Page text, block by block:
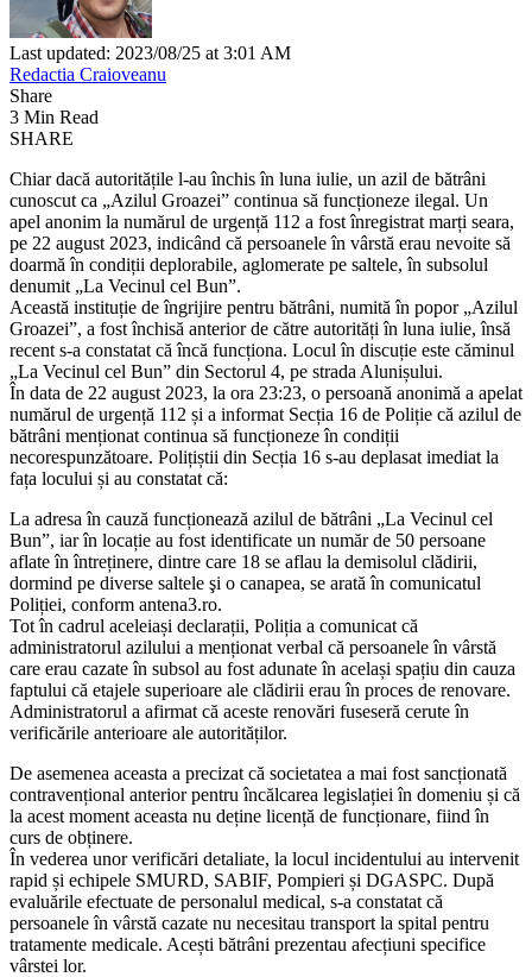
Last updated: 2023/08/25 at 3:01 AM
Redactia Craioveanu
Share
3 Min Read
SHARE
Chiar dacă autoritățile l-au închis în luna iulie, un azil de bătrâni
cunoscut ca „Azilul Groazei” continua să funcționeze ilegal. Un
apel anonim la numărul de urgență 112 a fost înregistrat marți seara,
pe 22 august 2023, indicând că persoanele în vârstă erau nevoite să
doarmă în condiții deplorabile, aglomerate pe saltele, în subsolul
denumit „La Vecinul cel Bun”.
Această instituție de îngrijire pentru bătrâni, numită în popor „Azilul
Groazei”, a fost închisă anterior de către autorități în luna iulie, însă
recent s-a constatat că încă funcționa. Locul în discuție este căminul
„La Vecinul cel Bun” din Sectorul 4, pe strada Alunișului.
În data de 22 august 2023, la ora 23:23, o persoană anonimă a apelat
numărul de urgență 112 și a informat Secția 16 de Poliție că azilul de
bătrâni menționat continua să funcționeze în condiții
necorespunzătoare. Polițiștii din Secția 16 s-au deplasat imediat la
fața locului și au constatat că:
La adresa în cauză funcționează azilul de bătrâni „La Vecinul cel
Bun”, iar în locație au fost identificate un număr de 50 persoane
aflate în întreținere, dintre care 18 se aflau la demisolul clădirii,
dormind pe diverse saltele şi o canapea, se arată în comunicatul
Poliției, conform antena3.ro.
Tot în cadrul aceleiași declarații, Poliția a comunicat că
administratorul azilului a menționat verbal că persoanele în vârstă
care erau cazate în subsol au fost adunate în același spațiu din cauza
faptului că etajele superioare ale clădirii erau în proces de renovare.
Administratorul a afirmat că aceste renovări fuseseră cerute în
verificările anterioare ale autorităților.
De asemenea aceasta a precizat că societatea a mai fost sancționată
contravențional anterior pentru încălcarea legislației în domeniu și că
la acest moment aceasta nu deține licență de funcționare, fiind în
curs de obținere.
În vederea unor verificări detaliate, la locul incidentului au intervenit
rapid și echipele SMURD, SABIF, Pompieri și DGASPC. După
evaluările efectuate de personalul medical, s-a constatat că
persoanele în vârstă cazate nu necesitau transport la spital pentru
tratamente medicale. Acești bătrâni prezentau afecțiuni specifice
vârstei lor.